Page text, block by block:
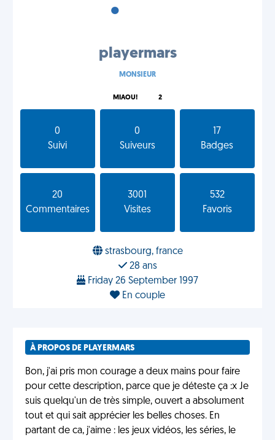
•
playermars
MONSIEUR
MIAOU! 2
0
Suivi
0
Suiveurs
17
Badges
20
Commentaires
3001
Visites
532
Favoris
strasbourg, france
28 ans
Friday 26 September 1997
En couple
À PROPOS DE PLAYERMARS
Bon, j'ai pris mon courage a deux mains pour faire
pour cette description, parce que je déteste ça :x Je
suis quelqu'un de très simple, ouvert a absolument
tout et qui sait apprécier les belles choses. En
partant de ca, j'aime : les jeux vidéos, les séries, le